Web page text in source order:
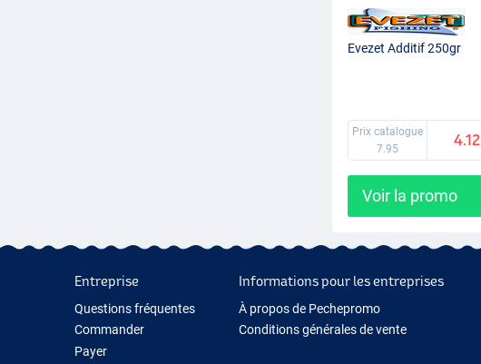
Evezet Additif 250gr
Prix catalogue
7.95
4.12
Voir la promo
Entreprise
Questions fréquentes
Commander
Payer
Informations pour les entreprises
À propos de Pechepromo
Conditions générales de vente